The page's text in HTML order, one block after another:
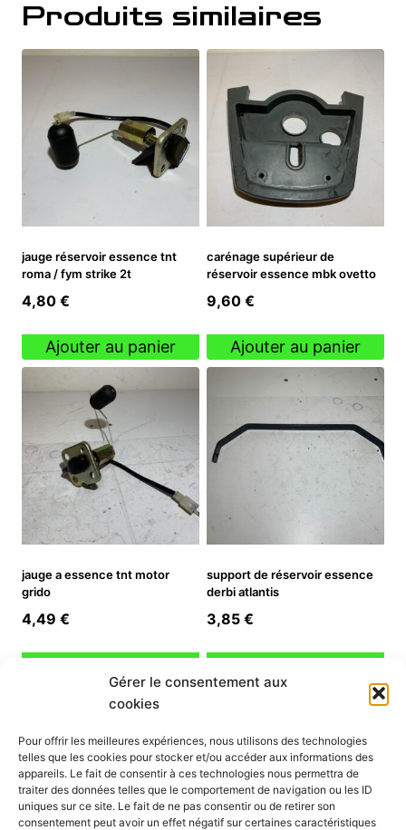
Gérer le consentement aux
cookies
Pour offrir les meilleures expériences, nous utilisons des technologies
telles que les cookies pour stocker et/ou accéder aux informations des
appareils. Le fait de consentir à ces technologies nous permettra de
traiter des données telles que le comportement de navigation ou les ID
uniques sur ce site. Le fait de ne pas consentir ou de retirer son
consentement peut avoir un effet négatif sur certaines caractéristiques
Produits similaires
jauge réservoir essence tnt
roma / fym strike 2t
4,80 €
Ajouter au panier
carénage supérieur de
réservoir essence mbk ovetto
9,60 €
Ajouter au panier
jauge a essence tnt motor
grido
4,49 €
support de réservoir essence
derbi atlantis
3,85 €
INFORMATION
Mon compte
Nous contacter
Mode paiement